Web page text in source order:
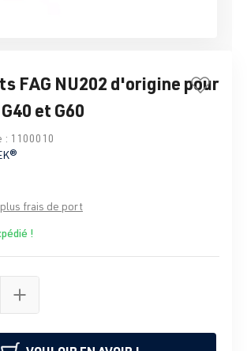
FAG NU202 d'origine pour
et G60
: 1100010
plus frais de port
!